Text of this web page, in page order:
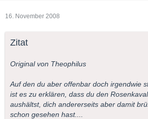
16. November 2008
Zitat
Original von Theophilus
Auf den du aber offenbar doch irgendwie
ist es zu erklären, dass du den
aushältst, dich andererseits aber damit
schon gesehen hast....